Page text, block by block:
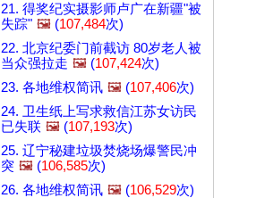
21. 得奖纪实摄影师卢广在新疆"被
失踪" 🖼️ (107,484次)
22. 北京纪委门前截访 80岁老人被
当众强拉走 🖼️ (107,424次)
23. 各地维权简讯 🖼️ (107,406次)
24. 卫生纸上写求救信江苏女访民
已失联 🖼️ (107,193次)
25. 辽宁秘建垃圾焚烧场爆警民冲
突 🖼️ (106,585次)
26. 各地维权简讯 🖼️ (106,529次)